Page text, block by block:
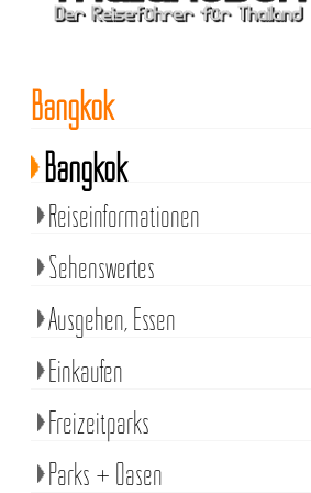
Bangkok
Bangkok
Reiseinformationen
Sehenswertes
Ausgehen, Essen
Einkaufen
Freizeitparks
Parks + Oasen